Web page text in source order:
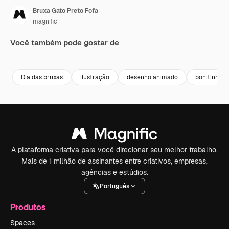
Bruxa Gato Preto Fofa
magnific
Você também pode gostar de
Dia das bruxas ilustração desenho animado bonitinho
A plataforma criativa para você direcionar seu melhor trabalho.
Mais de 1 milhão de assinantes entre criativos, empresas,
agências e estúdios.
Português
Produtos
Spaces